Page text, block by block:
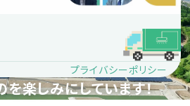
プライバシーポリシー
楽しみにしています！